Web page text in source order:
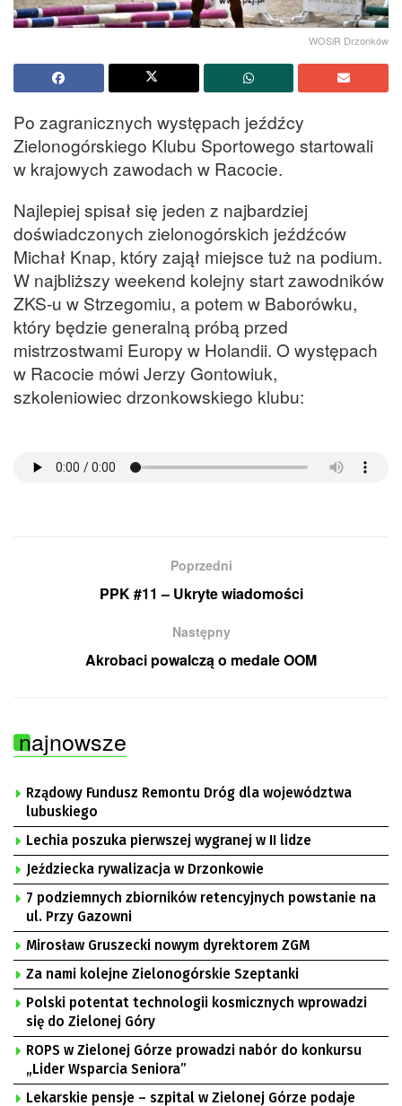
WOSiR Drzonków
Po zagranicznych występach jeźdźcy
Zielonogórskiego Klubu Sportowego startowali
w krajowych zawodach w Racocie.
Najlepiej spisał się jeden z najbardziej
doświadczonych zielonogórskich jeźdźców
Michał Knap, który zajął miejsce tuż na podium.
W najbliższy weekend kolejny start zawodników
ZKS-u w Strzegomiu, a potem w Baborówku,
który będzie generalną próbą przed
mistrzostwami Europy w Holandii. O występach
w Racocie mówi Jerzy Gontowiuk,
szkoleniowiec drzonkowskiego klubu:
Poprzedni
PPK #11 – Ukryte wiadomości
Następny
Akrobaci powalczą o medale OOM
najnowsze
Rządowy Fundusz Remontu Dróg dla województwa
lubuskiego
Lechia poszuka pierwszej wygranej w II lidze
Jeździecka rywalizacja w Drzonkowie
7 podziemnych zbiorników retencyjnych powstanie na
ul. Przy Gazowni
Mirosław Gruszecki nowym dyrektorem ZGM
Za nami kolejne Zielonogórskie Szeptanki
Polski potentat technologii kosmicznych wprowadzi
się do Zielonej Góry
ROPS w Zielonej Górze prowadzi nabór do konkursu
„Lider Wsparcia Seniora”
Lekarskie pensje – szpital w Zielonej Górze podaje